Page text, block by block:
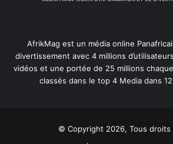
AfrikMag est un média online
divertissement avec 4 millions
vidéos et une portée de 25 millions
classés dans le top 4 Media dans
© Copyright 2026, Tous droits